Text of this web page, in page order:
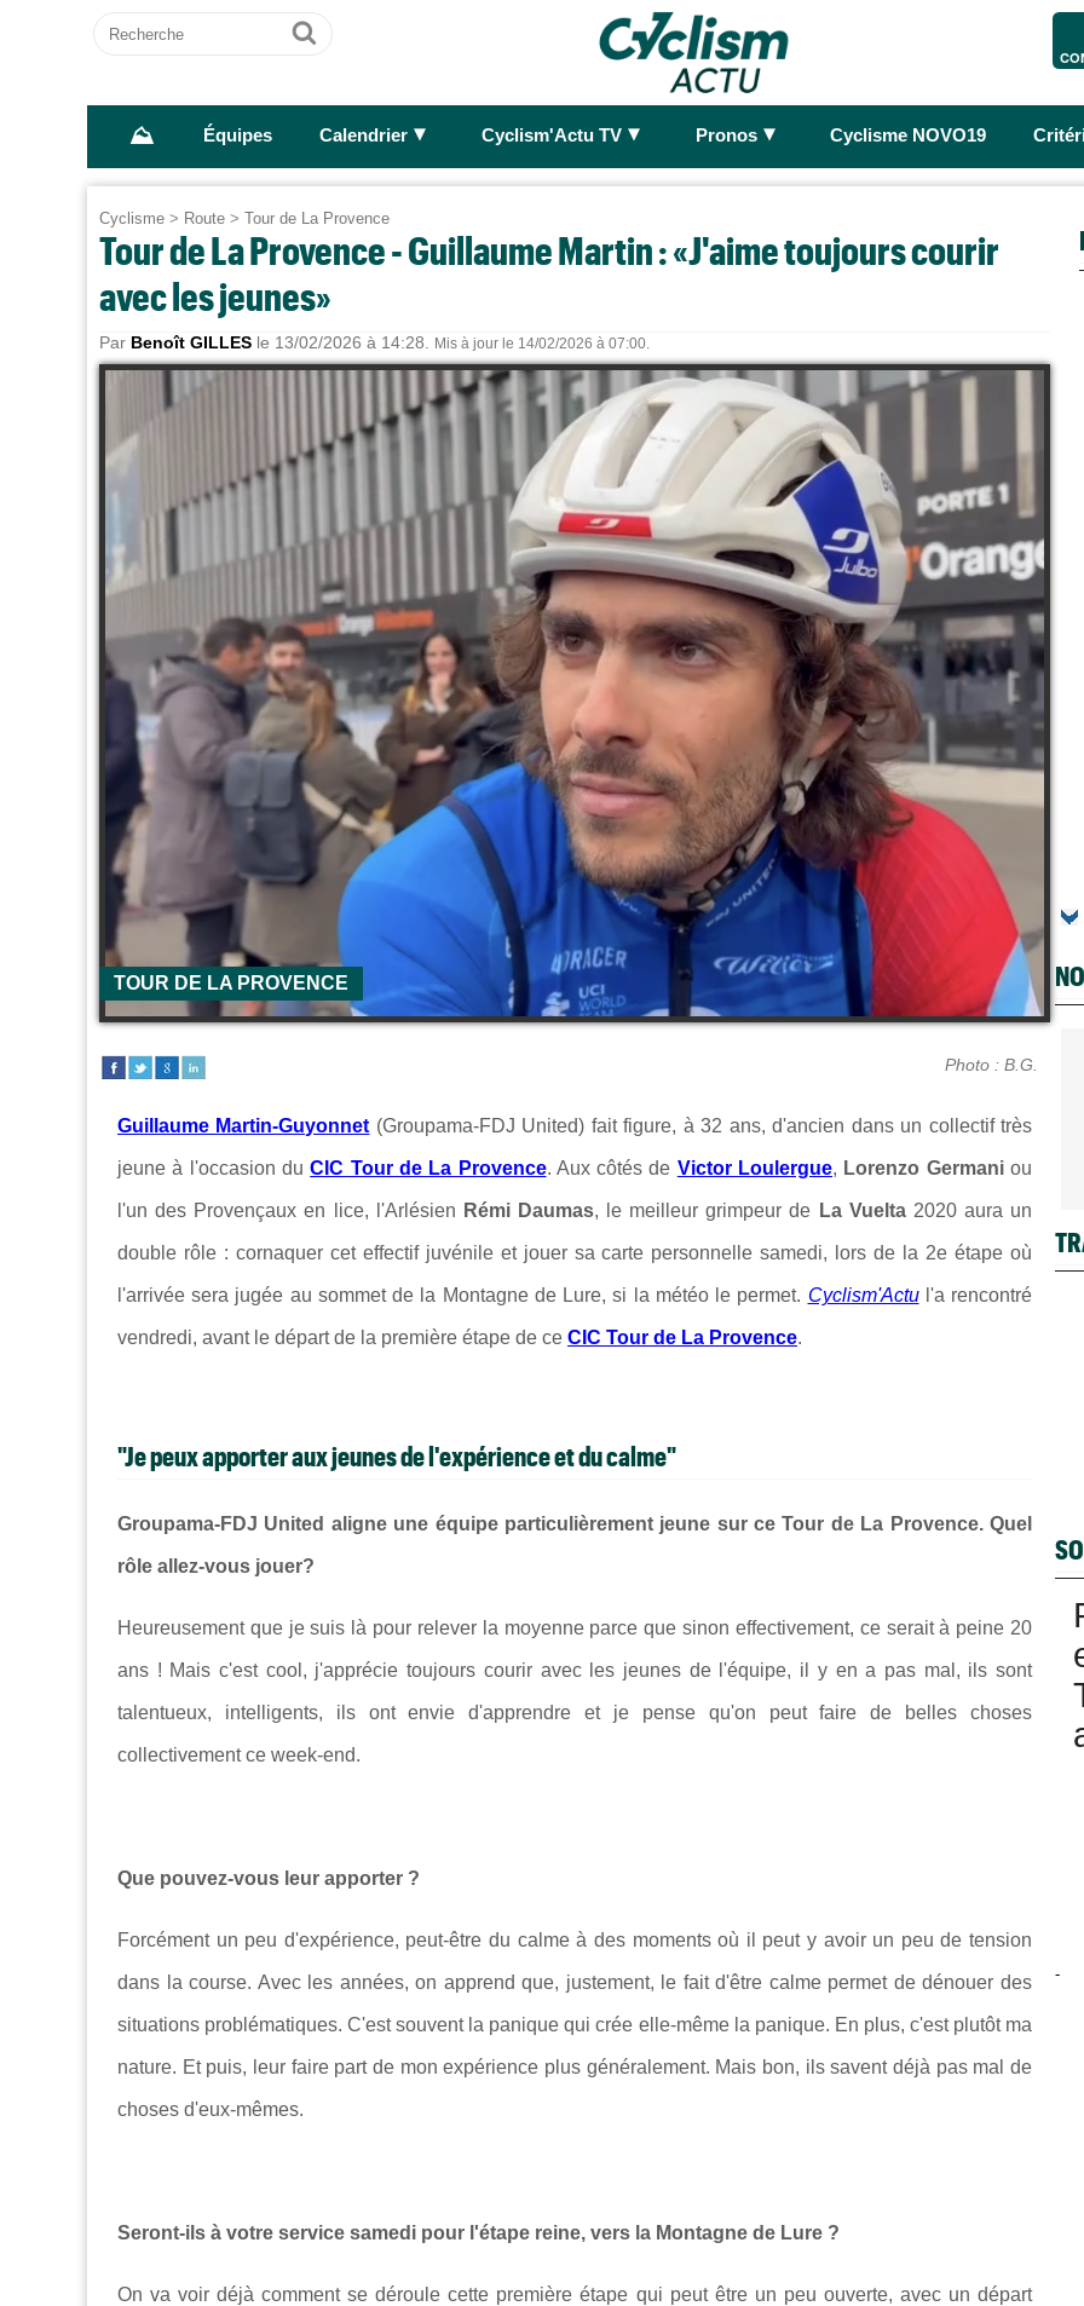
Recherche
Ok
⛰ Équipes Calendrier ► Cyclism'Actu TV ► Pronos ► Cyclisme NOVO19
Cyclisme > Route > Tour de La Provence
Tour de La Provence - Guillaume Martin : «J'aime toujours courir
avec les jeunes»
Par Benoît GILLES le 13/02/2026 à 14:28. Mis à jour le 14/02/2026 à 07:00.
TOUR DE LA PROVENCE
Photo : B.G.
Guillaume Martin-Guyonnet (Groupama-FDJ United) fait figure, à 32 ans, d'ancien dans un collectif très
jeune à l'occasion duCIC Tour de La Provence. Aux côtés de Victor Loulergue, Lorenzo Germani ou
l'un des Provençaux en lice, l'Arlésien Rémi Daumas, le meilleur grimpeur de La Vuelta2020 aura un
double rôle : cornaquer cet effectif juvénile et jouer sa carte personnelle samedi, lors de la 2e étape où
l'arrivée sera jugée au sommet de la Montagne de Lure, si la météo le permet. Cyclism'Actul'a rencontré
vendredi, avant le départ de la première étape de ce CIC Tour de La Provence.
"Je peux apporter aux jeunes de l'expérience et du calme"
Groupama-FDJ United aligne une équipe particulièrement jeune sur ce Tour de La Provence. Quel
rôle allez-vous jouer?
Heureusement que je suis là pour relever la moyenne parce que sinon effectivement, ce serait à peine 20
ans ! Mais c'est cool, j'apprécie toujours courir avec les jeunes de l'équipe, il y en a pas mal, ils sont
talentueux, intelligents, ils ont envie d'apprendre et je pense qu'on peut faire de belles choses
collectivement ce week-end.
Que pouvez-vous leur apporter ?
Forcément un peu d'expérience, peut-être du calme à des moments où il peut y avoir un peu de tension
dans la course. Avec les années, on apprend que, justement, le fait d'être calme permet de dénouer des
situations problématiques. C'est souvent la panique qui crée elle-même la panique. En plus, c'est plutôt ma
nature. Et puis, leur faire part de mon expérience plus généralement. Mais bon, ils savent déjà pas mal de
choses d'eux-mêmes.
Seront-ils à votre service samedi pour l'étape reine, vers la Montagne de Lure ?
On va voir déjà comment se déroule cette première étape qui peut être un peu ouverte, avec un départ
-